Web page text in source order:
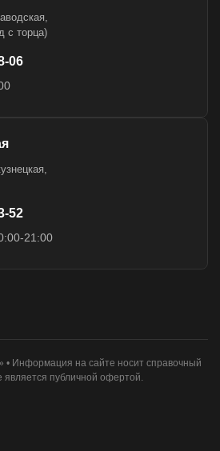
с торца)
06
52
21:00
Информация на сайте носит справочный
является публичной офертой.